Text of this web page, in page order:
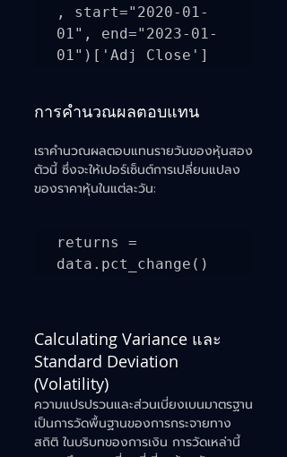
, start="2020-01-
01", end="2023-01-
การคำนวณผลตอบแทน
เราคำนวณผลตอบแทนรายวันของหุ้นสอง
ตัวนี้ ซึ่งจะให้เปอร์เซ็นต์การเปลี่ยนแปลง
ของราคาหุ้นในแต่ละวัน:
returns =
Calculating Variance และ
Standard Deviation
(Volatility)
ความแปรปรวนและส่วนเบี่ยงเบนมาตรฐาน
เป็นการวัดพื้นฐานของการกระจายทาง
สถิติ ในบริบทของการเงิน การวัดเหล่านี้